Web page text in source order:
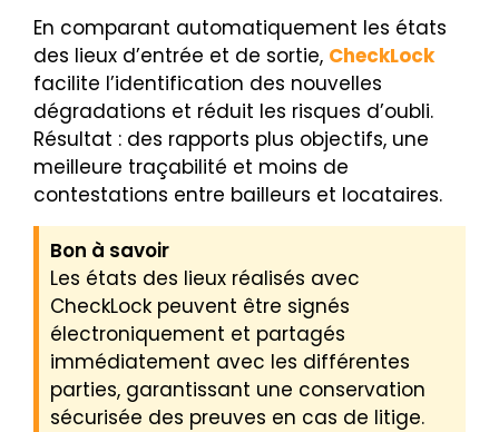
En comparant automatiquement les états
des lieux d’entrée et de sortie, CheckLock
facilite l’identification des nouvelles
dégradations et réduit les risques d’oubli.
Résultat : des rapports plus objectifs, une
meilleure traçabilité et moins de
contestations entre bailleurs et locataires.
Bon à savoir
Les états des lieux réalisés avec
CheckLock peuvent être signés
électroniquement et partagés
immédiatement avec les différentes
parties, garantissant une conservation
sécurisée des preuves en cas de litige.